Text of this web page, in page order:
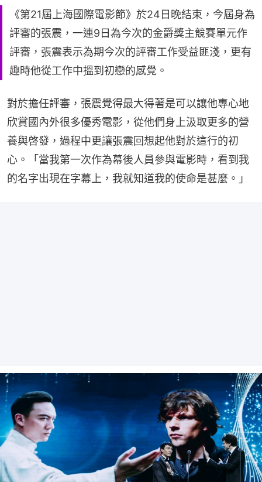
《第21屆上海國際電影節》於24日晚結束，今屆身為
評審的張震，一連9日為今次的金爵獎主競賽單元作
評審，張震表示為期今次的評審工作受益匪淺，更有
趣時他從工作中搵到初戀的感覺。
對於擔任評審，張震覺得最大得著是可以讓他專心地
欣賞國內外很多優秀電影，從他們身上汲取更多的營
養與啓發，過程中更讓張震回想起他對於這行的初
心。「當我第一次作為幕後人員參與電影時，看到我
的名字出現在字幕上，我就知道我的使命是甚麼。」